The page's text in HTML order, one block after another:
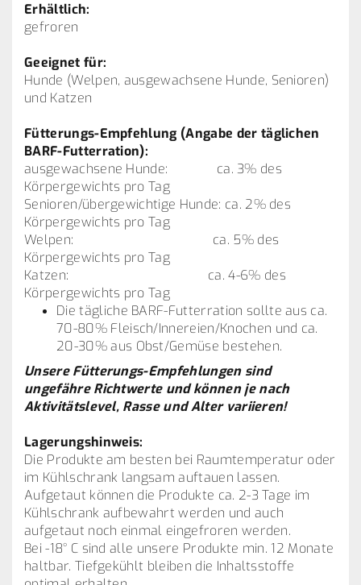
Erhältlich:
gefroren
Geeignet für:
Hunde (Welpen, ausgewachsene Hunde, Senioren)
und Katzen
Fütterungs-Empfehlung (Angabe der täglichen
BARF-Futterration):
ausgewachsene Hunde: ca. 3% des
Körpergewichts pro Tag
Senioren/übergewichtige Hunde: ca. 2% des
Körpergewichts pro Tag
Welpen: ca. 5% des
Körpergewichts pro Tag
Katzen: ca. 4-6% des
Körpergewichts pro Tag
Die tägliche BARF-Futterration sollte aus ca.
70-80% Fleisch/Innereien/Knochen und ca.
20-30% aus Obst/Gemüse bestehen.
Unsere Fütterungs-Empfehlungen sind
ungefähre Richtwerte und können je nach
Aktivitätslevel, Rasse und Alter variieren!
Lagerungshinweis:
Die Produkte am besten bei Raumtemperatur oder
im Kühlschrank langsam auftauen lassen.
Aufgetaut können die Produkte ca. 2-3 Tage im
Kühlschrank aufbewahrt werden und auch
aufgetaut noch einmal eingefroren werden.
Bei -18° C sind alle unsere Produkte min. 12 Monate
haltbar. Tiefgekühlt bleiben die Inhaltsstoffe